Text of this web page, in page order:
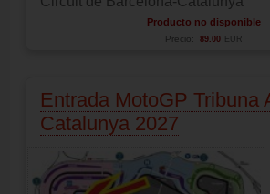
Producto no disponible
Precio: 89.00 EUR
Entrada MotoGP Tribuna
Catalunya 2027